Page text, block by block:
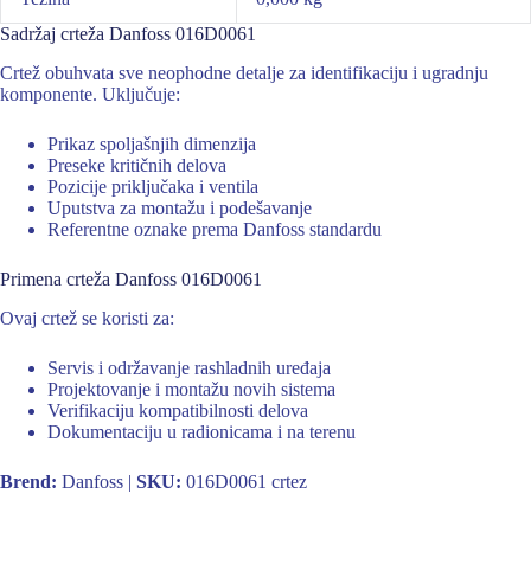
Sadržaj crteža Danfoss 016D0061
Crtež obuhvata sve neophodne detalje za identifikaciju i ugradnju
komponente. Uključuje:
Prikaz spoljašnjih dimenzija
Preseke kritičnih delova
Pozicije priključaka i ventila
Uputstva za montažu i podešavanje
Referentne oznake prema Danfoss standardu
Primena crteža Danfoss 016D0061
Ovaj crtež se koristi za:
Servis i održavanje rashladnih uređaja
Projektovanje i montažu novih sistema
Verifikaciju kompatibilnosti delova
Dokumentaciju u radionicama i na terenu
Brend: Danfoss | SKU: 016D0061 crtez